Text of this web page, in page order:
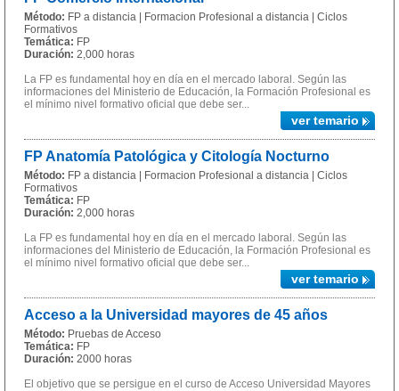
Método: FP a distancia | Formacion Profesional a distancia | Ciclos
Formativos
Temática: FP
Duración: 2,000 horas
La FP es fundamental hoy en día en el mercado laboral. Según las
informaciones del Ministerio de Educación, la Formación Profesional es
el mínimo nivel formativo oficial que debe ser...
ver temario
FP Anatomía Patológica y Citología Nocturno
Método: FP a distancia | Formacion Profesional a distancia | Ciclos
Formativos
Temática: FP
Duración: 2,000 horas
La FP es fundamental hoy en día en el mercado laboral. Según las
informaciones del Ministerio de Educación, la Formación Profesional es
el mínimo nivel formativo oficial que debe ser...
ver temario
Acceso a la Universidad mayores de 45 años
Método: Pruebas de Acceso
Temática: FP
Duración: 2000 horas
El objetivo que se persigue en el curso de Acceso Universidad Mayores